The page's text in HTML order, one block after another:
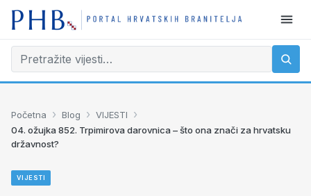
Početna › Blog › VIJESTI ›
04. ožujka 852. Trpimirova darovnica – što ona znači za hrvatsku
državnost?
VIJESTI